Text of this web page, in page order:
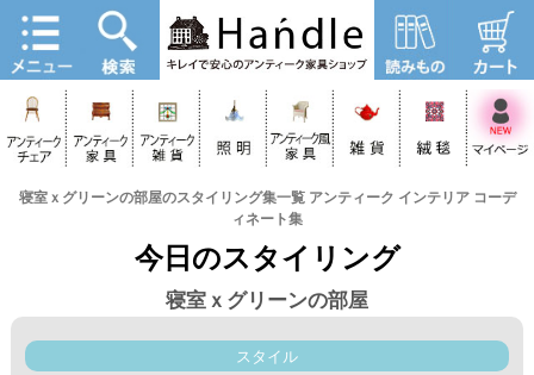
寝室ｘグリーンの部屋のスタイリング集一覧 アンティーク インテリア コーデ
ィネート集
今日のスタイリング
寝室ｘグリーンの部屋
スタイル